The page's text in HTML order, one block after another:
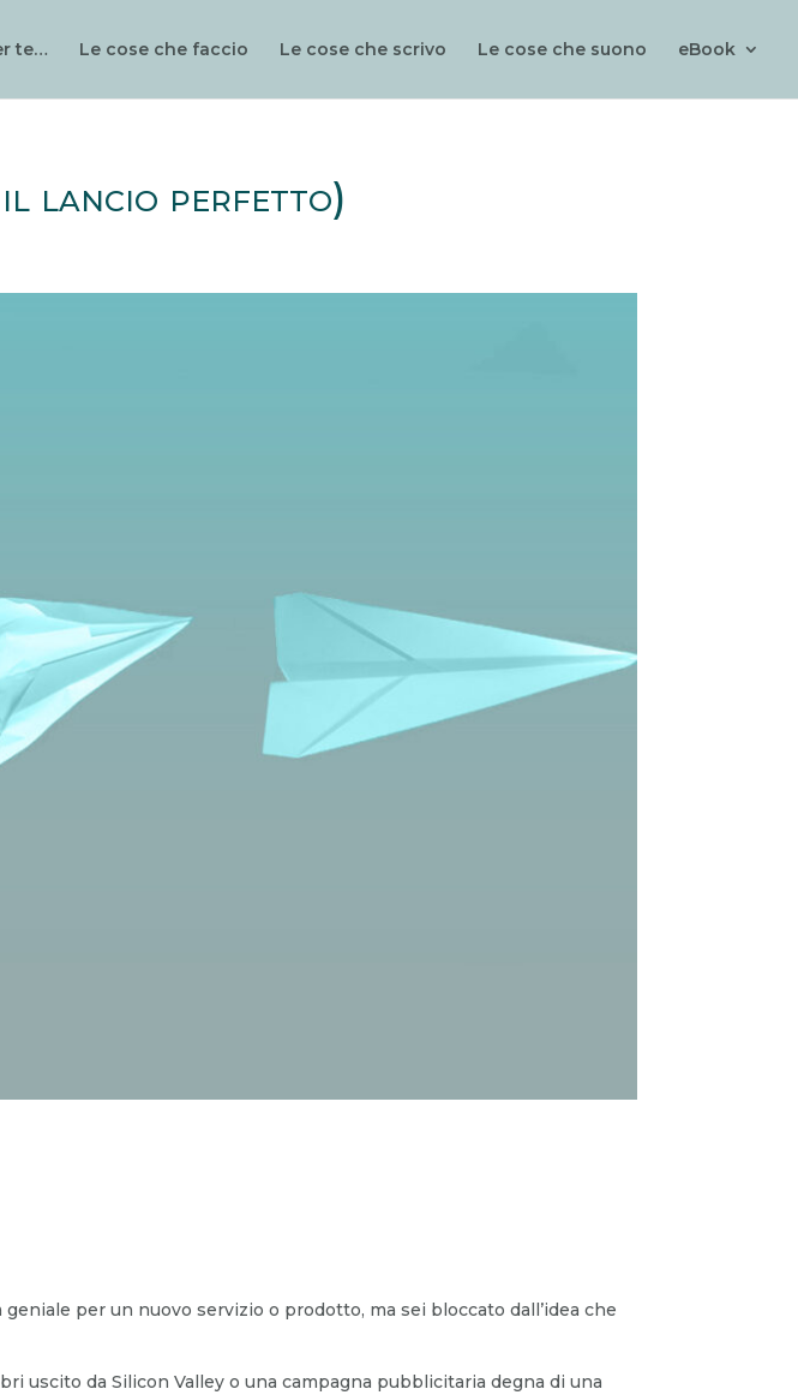
te… Le cose che faccio Le cose che scrivo Le cose che suono eBook
il lancio perfetto)
per un nuovo servizio o prodotto, ma sei bloccato dall’idea che
uscito da Silicon Valley o una campagna pubblicitaria degna di una